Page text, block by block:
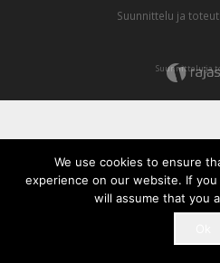
Suunnittelu ja
Suunnittelu ja
We use cookies to ensure
experience on our website. If
will assume that you